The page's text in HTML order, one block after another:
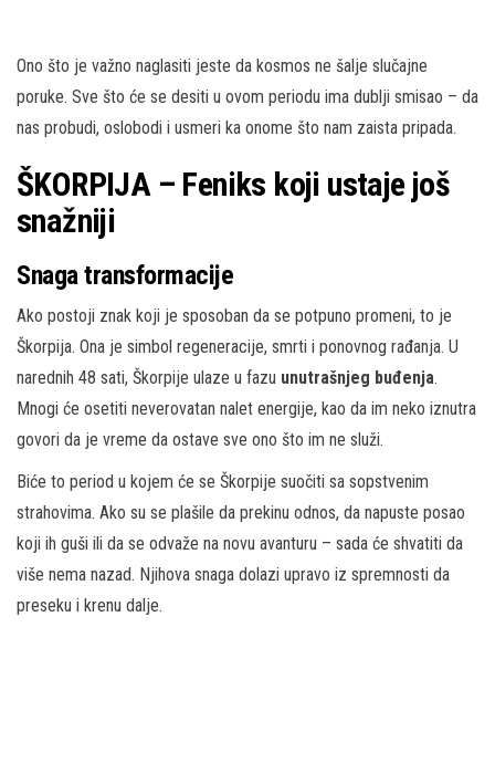
Ono što je važno naglasiti jeste da kosmos ne šalje slučajne
poruke. Sve što će se desiti u ovom periodu ima dublji smisao – da
nas probudi, oslobodi i usmeri ka onome što nam zaista pripada.
ŠKORPIJA – Feniks koji ustaje još
snažniji
Snaga transformacije
Ako postoji znak koji je sposoban da se potpuno promeni, to je
Škorpija. Ona je simbol regeneracije, smrti i ponovnog rađanja. U
narednih 48 sati, Škorpije ulaze u fazu unutrašnjeg buđenja.
Mnogi će osetiti neverovatan nalet energije, kao da im neko iznutra
govori da je vreme da ostave sve ono što im ne služi.
Biće to period u kojem će se Škorpije suočiti sa sopstvenim
strahovima. Ako su se plašile da prekinu odnos, da napuste posao
koji ih guši ili da se odvaže na novu avanturu – sada će shvatiti da
više nema nazad. Njihova snaga dolazi upravo iz spremnosti da
preseku i krenu dalje.